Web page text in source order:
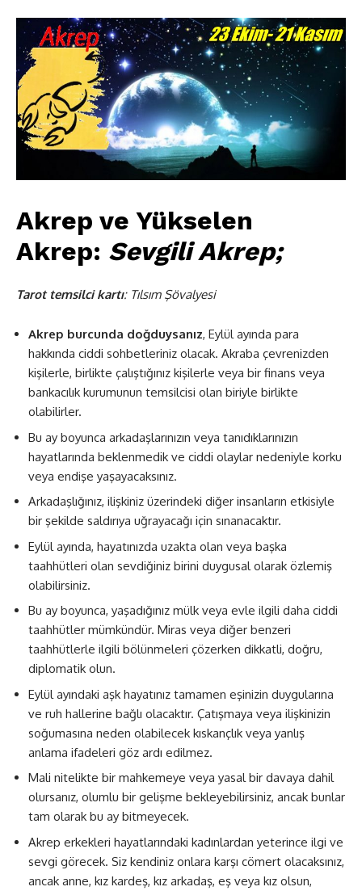
Akrep ve Yükselen
Akrep: Sevgili Akrep;
Tarot temsilci kartı: Tılsım Şövalyesi
Akrep burcunda doğduysanız, Eylül ayında para
hakkında ciddi sohbetleriniz olacak. Akraba çevrenizden
kişilerle, birlikte çalıştığınız kişilerle veya bir finans veya
bankacılık kurumunun temsilcisi olan biriyle birlikte
olabilirler.
Bu ay boyunca arkadaşlarınızın veya tanıdıklarınızın
hayatlarında beklenmedik ve ciddi olaylar nedeniyle korku
veya endişe yaşayacaksınız.
Arkadaşlığınız, ilişkiniz üzerindeki diğer insanların etkisiyle
bir şekilde saldırıya uğrayacağı için sınanacaktır.
Eylül ayında, hayatınızda uzakta olan veya başka
taahhütleri olan sevdiğiniz birini duygusal olarak özlemiş
olabilirsiniz.
Bu ay boyunca, yaşadığınız mülk veya evle ilgili daha ciddi
taahhütler mümkündür. Miras veya diğer benzeri
taahhütlerle ilgili bölünmeleri çözerken dikkatli, doğru,
diplomatik olun.
Eylül ayındaki aşk hayatınız tamamen eşinizin duygularına
ve ruh hallerine bağlı olacaktır. Çatışmaya veya ilişkinizin
soğumasına neden olabilecek kıskançlık veya yanlış
anlama ifadeleri göz ardı edilmez.
Mali nitelikte bir mahkemeye veya yasal bir davaya dahil
olursanız, olumlu bir gelişme bekleyebilirsiniz, ancak bunlar
tam olarak bu ay bitmeyecek.
Akrep erkekleri hayatlarındaki kadınlardan yeterince ilgi ve
sevgi görecek. Siz kendiniz onlara karşı cömert olacaksınız,
ancak anne, kız kardeş, kız arkadaş, eş veya kız olsun,